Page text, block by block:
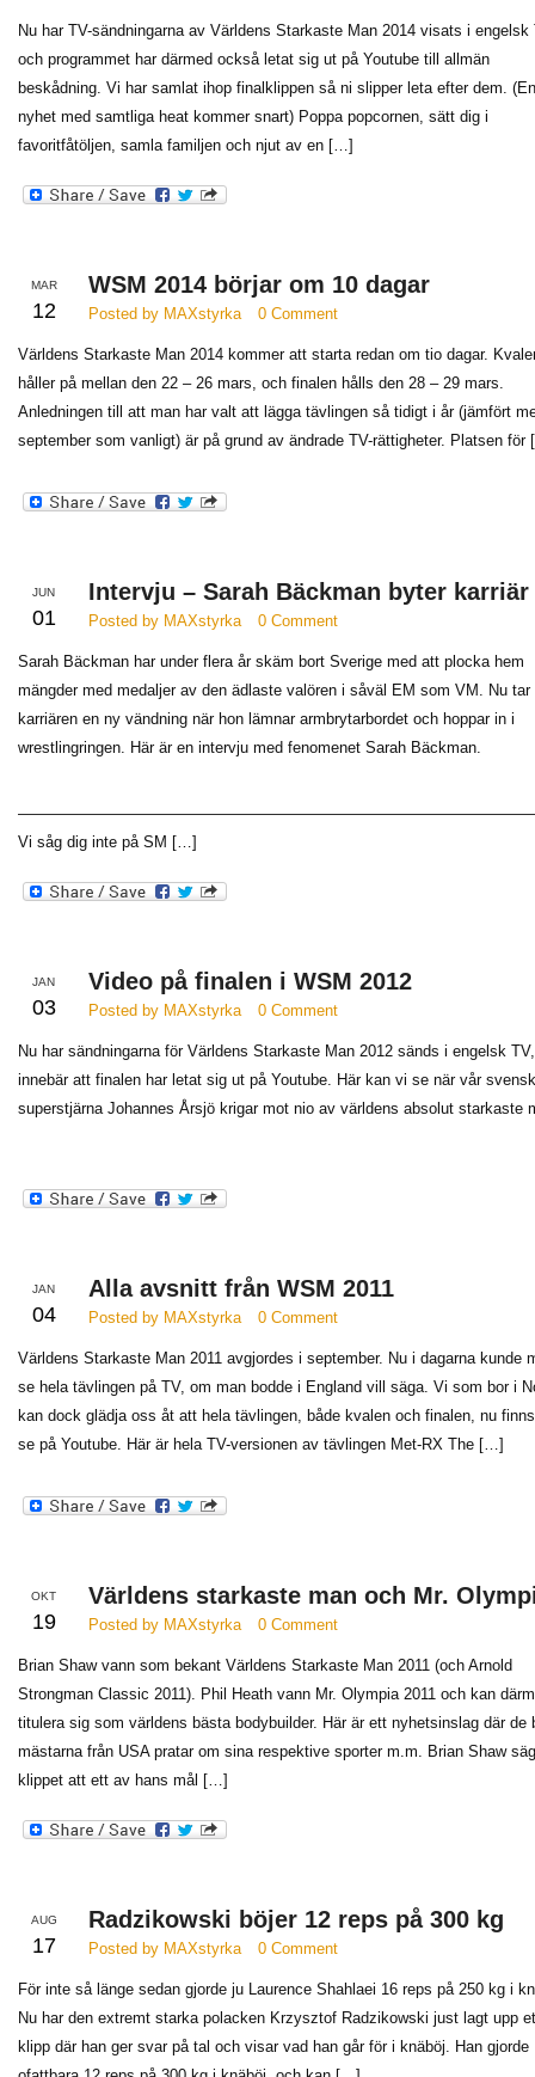
Nu har TV-sändningarna av Världens Starkaste Man 2014 visats i engelsk
och programmet har därmed också letat sig ut på Youtube till allmän
beskådning. Vi har samlat ihop finalklippen så ni slipper leta efter dem. (En
nyhet med samtliga heat kommer snart) Poppa popcornen, sätt dig i
favoritfåtöljen, samla familjen och njut av en […]
MAR
12
WSM 2014 börjar om 10 dagar
Posted by MAXstyrka 0 Comment
Världens Starkaste Man 2014 kommer att starta redan om tio dagar.
håller på mellan den 22 – 26 mars, och finalen hålls den 28 – 29 mars.
Anledningen till att man har valt att lägga tävlingen så tidigt i år (jämfört
september som vanligt) är på grund av ändrade TV-rättigheter. Platsen
JUN
01
Intervju – Sarah Bäckman byter karriär
Posted by MAXstyrka 0 Comment
Sarah Bäckman har under flera år skäm bort Sverige med att plocka hem
mängder med medaljer av den ädlaste valören i såväl EM som VM. Nu tar
karriären en ny vändning när hon lämnar armbrytarbordet och hoppar in i
wrestlingringen. Här är en intervju med fenomenet Sarah Bäckman.
Vi såg dig inte på SM […]
JAN
03
Video på finalen i WSM 2012
Posted by MAXstyrka 0 Comment
Nu har sändningarna för Världens Starkaste Man 2012 sänds i engelsk
innebär att finalen har letat sig ut på Youtube. Här kan vi se när vår
superstjärna Johannes Årsjö krigar mot nio av världens absolut starkaste
JAN
04
Alla avsnitt från WSM 2011
Posted by MAXstyrka 0 Comment
Världens Starkaste Man 2011 avgjordes i september. Nu i dagarna kunde
se hela tävlingen på TV, om man bodde i England vill säga. Vi som bor i
kan dock glädja oss åt att hela tävlingen, både kvalen och finalen, nu
se på Youtube. Här är hela TV-versionen av tävlingen Met-RX The […]
OKT
19
Världens starkaste man och Mr.
Posted by MAXstyrka 0 Comment
Brian Shaw vann som bekant Världens Starkaste Man 2011 (och Arnold
Strongman Classic 2011). Phil Heath vann Mr. Olympia 2011 och kan
titulera sig som världens bästa bodybuilder. Här är ett nyhetsinslag där de
mästarna från USA pratar om sina respektive sporter m.m. Brian Shaw
klippet att ett av hans mål […]
AUG
17
Radzikowski böjer 12 reps på 300 kg
Posted by MAXstyrka 0 Comment
För inte så länge sedan gjorde ju Laurence Shahlaei 16 reps på 250 kg i
Nu har den extremt starka polacken Krzysztof Radzikowski just lagt upp
klipp där han ger svar på tal och visar vad han går för i knäböj. Han gjorde